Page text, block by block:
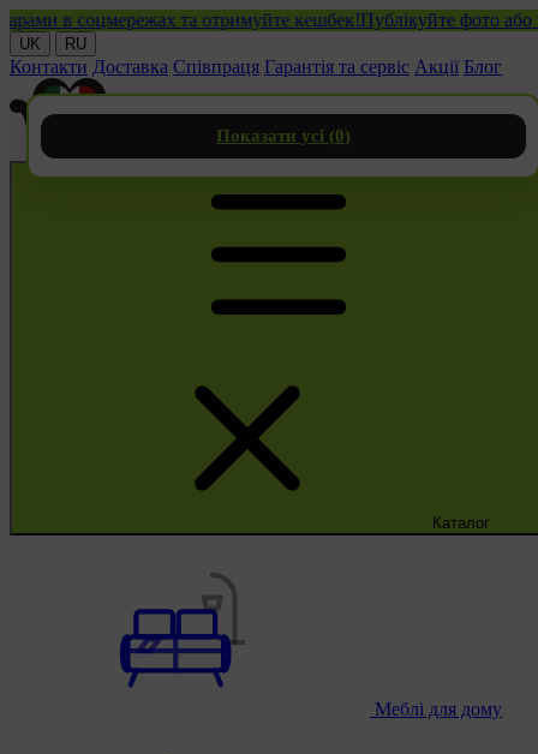
в соцмережах та отримуйте кешбек!Публікуйте фото або
UK RU
Контакти Доставка Співпраця Гарантія та сервіс Акції Блог
Каталог
Меблі для дому
Показати усі (0)